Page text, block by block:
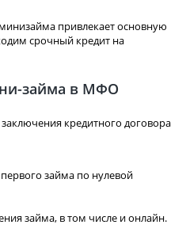
привлекает основную
срочный кредит на
займа в МФО
кредитного договора
займа по нулевой
займа, в том числе и онлайн.